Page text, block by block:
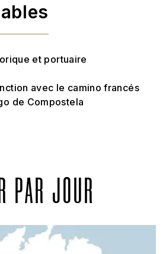
et portuaire
avec le camino francés
de Compostela
PAR JOUR